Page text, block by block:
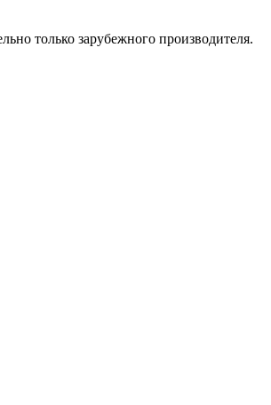
только зарубежного производителя.